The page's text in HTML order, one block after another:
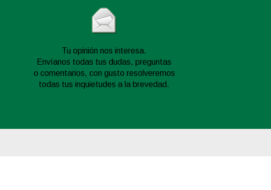
Tu opinión nos interesa.
Envíanos todas tus dudas, preguntas
o comentarios, con gusto resolveremos
todas tus inquietudes a la brevedad.